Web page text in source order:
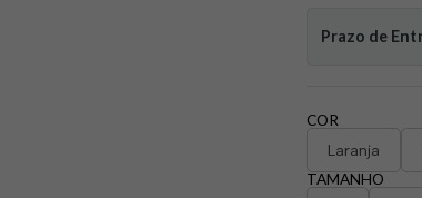
Prazo de
COR
Laranja
TAMANHO